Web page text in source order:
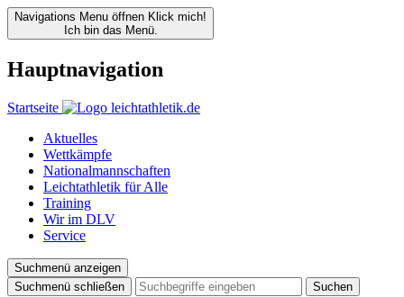
Navigations Menu öffnen Klick mich!
Ich bin das Menü.
Hauptnavigation
Startseite
Aktuelles
Wettkämpfe
Nationalmannschaften
Leichtathletik für Alle
Training
Wir im DLV
Service
Suchmenü anzeigen
Suchmenü schließen
Suchen